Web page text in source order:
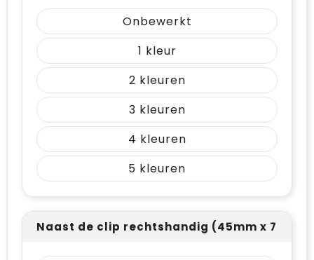
Onbewerkt
1
2
3
4
5
Naast de clip rechtshandig (45mm x 7mm)